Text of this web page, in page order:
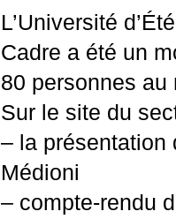
L’Université
Cadre a été un
80 personnes au
Sur le site du
– la présentation
Médioni
– compte-rendu